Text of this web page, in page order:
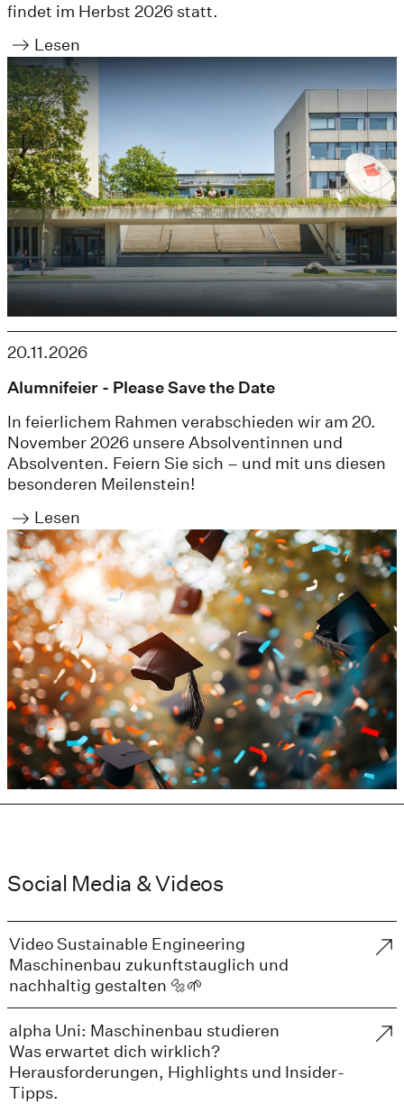
findet im Herbst 2026 statt.
Lesen
20.11.2026
Alumnifeier - Please Save the Date
In feierlichem Rahmen verabschieden wir am 20.
November 2026 unsere Absolventinnen und
Absolventen. Feiern Sie sich – und mit uns diesen
besonderen Meilenstein!
Lesen
Social Media & Videos
Video Sustainable Engineering
Maschinenbau zukunftstauglich und
nachhaltig gestalten 🔩🌱
alpha Uni: Maschinenbau studieren
Was erwartet dich wirklich?
Herausforderungen, Highlights und Insider-
Tipps.